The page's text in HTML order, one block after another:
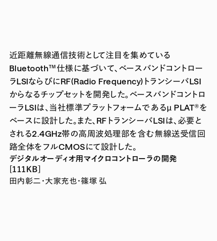
近距離無線通信技術として注目を集めている
Bluetooth™仕様に基づいて、ベースバンドコントロー
ラLSIならびにRF(Radio Frequency)トランシーバLSI
からなるチップセットを開発した。ベースバンドコントロ
ーラLSIは、当社標準プラットフォームであるµ PLAT®を
ベースに設計した。また、RFトランシーバLSIは、必要と
される2.4GHz帯の高周波処理部を含む無線送受信回
路全体をフルCMOSにて設計した。
デジタルオーディオ用マイクロコントローラの開発
[111KB]
田内彰二・大家充也・篠塚 弘